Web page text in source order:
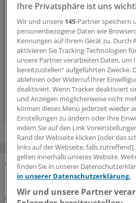
Die Sonntagslektüre: Lesen Sie
Nützliches für Ihre tägliche
Kolleginnen und Kollegen
einen Schritt
wöchentlich
Zum Abonnieren
MEHR ZUM THEMA
Heilpraktikerin scheitert mit
Ihre Privatsphäre ist uns
Wir und unsere 145-Partner speichern
personenbezogene Daten wie
Kennungen auf Ihrem Gerät zu. Durch
aktivieren Sie Tracking-Technologien
unsere Partner verarbeiten Daten, um
bereitzustellen“ aufgeführten Zwecke.
ablehnen oder Widerruf Ihrer
deaktiviert. Wenn Tracker deaktiviert
und Anzeigen möglicherweise nicht
können dieses Menü jederzeit wieder
Einstellungen zu ändern oder Ihre
indem Sie auf den Link
Rand der Webseite klicken [oder das
links auf der Webseite, falls
gelten innerhalb unseres Website.
finden Sie in unserer
in unserer Datenschutzerklärung.
Wir und unsere Partner